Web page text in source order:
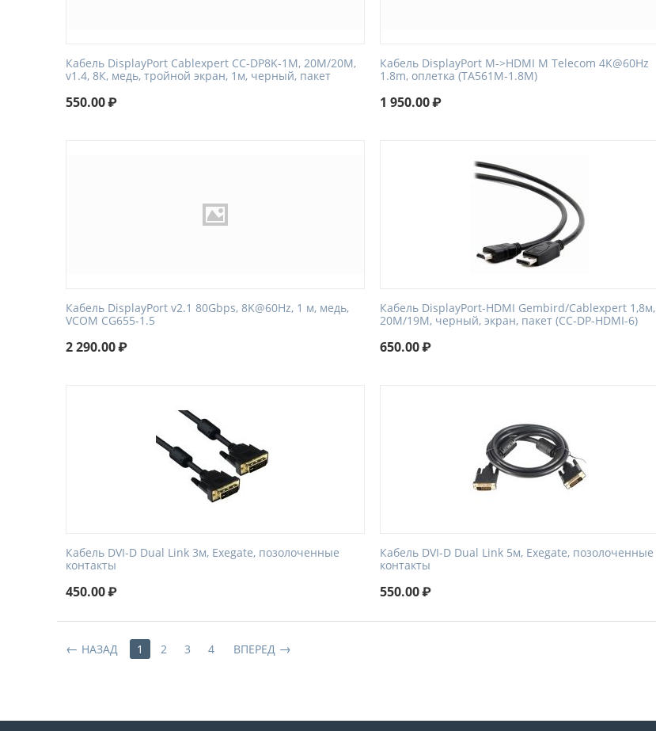
Кабель DisplayPort Cablexpert CC-DP8K-1M, 20M/20M,
v1.4, 8К, медь, тройной экран, 1м, черный, пакет
550.00₽
Кабель DisplayPort M->HDMI M Telecom 4K@60Hz
1.8m, оплетка (TA561M-1.8M)
1 950.00₽
Кабель DisplayPort v2.1 80Gbps, 8K@60Hz, 1 м, медь,
VCOM CG655-1.5
2 290.00₽
Кабель DisplayPort-HDMI Gembird/Cablexpert 1,8м,
20M/19M, черный, экран, пакет (CC-DP-HDMI-6)
650.00₽
Кабель DVI-D Dual Link 3м, Exegate, позолоченные
контакты
450.00₽
Кабель DVI-D Dual Link 5м, Exegate, позолоченные
контакты
550.00₽
НАЗАД 1 2 3 4 ВПЕРЕД